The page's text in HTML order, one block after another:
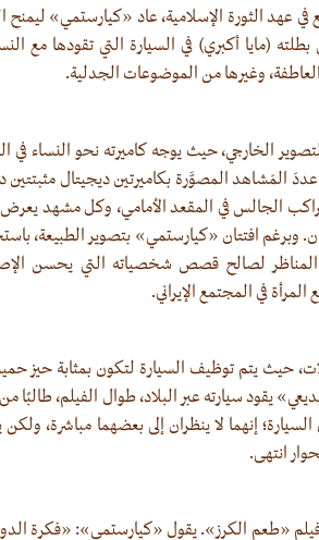
فى فيلم «تقرير» (1972)، الذي مُنع في عهد الثورة الإسلامية، عاد
(2008) و«عشرة» (2010). تناقش بطلته (مايا أكبري) في السيارة التي
وغيرها من الموضوعات الجدلية.
الخارجي، حيث يوجه كاميرته نحو النساء في
المصوَّرة بكاميرتين ديجيتال مثبتتين
الراكب الجالس في المقعد الأمامي، وكل مشهد
وبرغم افتتان «كيارستمي» بتصوير الطبيعة،
لصالح قصص شخصياته التي يحسن
في المجتمع الإيراني.
يتم توظيف السيارة لتكون بمثابة حيز
يقود سيارته عبر البلاد، طوال الفيلم، طالبًا
إنهما لا ينظران إلى بعضهما مباشرة،
انتهى.
فيلم «طعم الكرز». يقول «كيارستمي»: «فكرة